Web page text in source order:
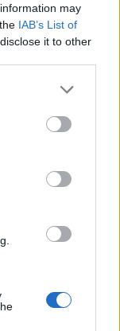
may
IAB’s List of
it to other
or more Google
may click to
party tags to
in below Google
DJ Bobo